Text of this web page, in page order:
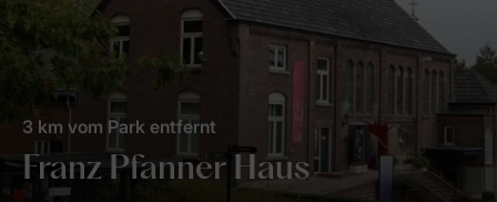
Franz Pfanner Haus
3 km vom Park entfernt